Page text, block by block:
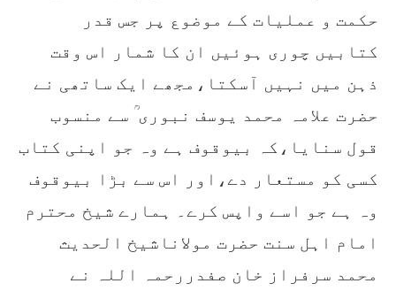
حکمت و عملیات کے موضوع پر جس قدر
کتابیں چوری ہوئیں ان کا شمار اس وقت
ذہن میں نہیں آسکتا،مجھے ایک ساتھی نے
حضرت علامہ محمد یوسف نبوری ؒ سے منسوب
قول سنایا،کہ بیوقوف ہے وہ جو اپنی کتاب
کسی کو مستعار دے،اور اس سے بڑا بیوقوف
وہ ہے جو اسے واپس کرے۔ ہمارے شیخ محترم
امام اہل سنت حضرت مولاناشیخ الحدیث
محمد سرفراز خان صفدررحمہ اللہ نے